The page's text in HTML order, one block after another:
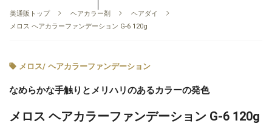
美通販トップ ヘアカラー剤
ヘアダイ
メロス ヘアカラーファンデーション G-6 120g
メロス/ ヘアカラーファンデーション
なめらかな手触りとメリハリのあるカラーの発色
メロス ヘアカラーファンデーション G-6 120g